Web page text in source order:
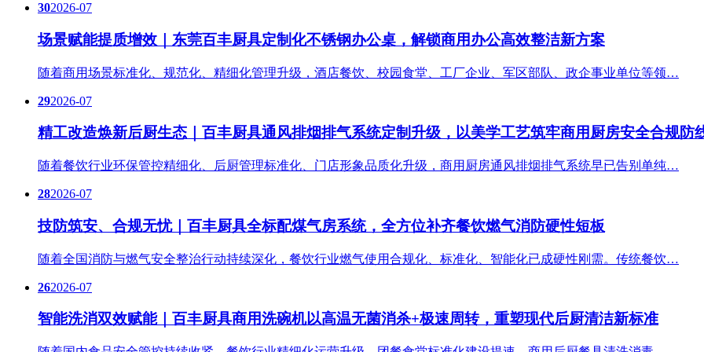
302026-07
场景赋能提质增效｜东莞百丰厨具定制化不锈钢办公桌，解锁商用办公高效整洁新方案
随着商用场景标准化、规范化、精细化管理升级，酒店餐饮、校园食堂、工厂企业、军区部队、政企事业单位等领…
292026-07
精工改造焕新后厨生态｜百丰厨具通风排烟排气系统定制升级，以美学工艺筑牢商用厨房安全合规防
随着餐饮行业环保管控精细化、后厨管理标准化、门店形象品质化升级，商用厨房通风排烟排气系统早已告别单纯…
282026-07
技防筑安、合规无忧｜百丰厨具全标配煤气房系统，全方位补齐餐饮燃气消防硬性短板
随着全国消防与燃气安全整治行动持续深化，餐饮行业燃气使用合规化、标准化、智能化已成硬性刚需。传统餐饮…
262026-07
智能洗消双效赋能｜百丰厨具商用洗碗机以高温无菌消杀+极速周转，重塑现代后厨清洁新标准